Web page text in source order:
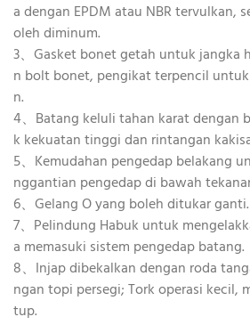
a dengan EPDM atau NBR tervulkan,
oleh diminum.
3、Gasket bonet getah untuk jangka
n bolt bonet, pengikat terpencil
n.
4、Batang keluli tahan karat dengan
k kekuatan tinggi dan rintangan
5、Kemudahan pengedap belakang
nggantian pengedap di bawah
6、Gelang O yang boleh ditukar ganti.
7、Pelindung Habuk untuk
a memasuki sistem pengedap batang.
8、Injap dibekalkan dengan roda
ngan topi persegi; Tork operasi kecil,
tup.